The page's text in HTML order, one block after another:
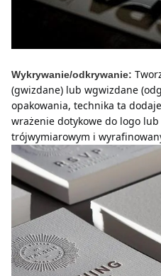
Wykrywanie/odkrywanie:
(gwizdane) lub wgwizdane
opakowania, technika ta
wrażenie dotykowe do logo
trójwymiarowym i